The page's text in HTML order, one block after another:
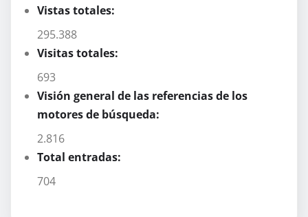
Vistas totales:
295.388
Visitas totales:
693
Visión general de las referencias de los
motores de búsqueda:
2.816
Total entradas:
704